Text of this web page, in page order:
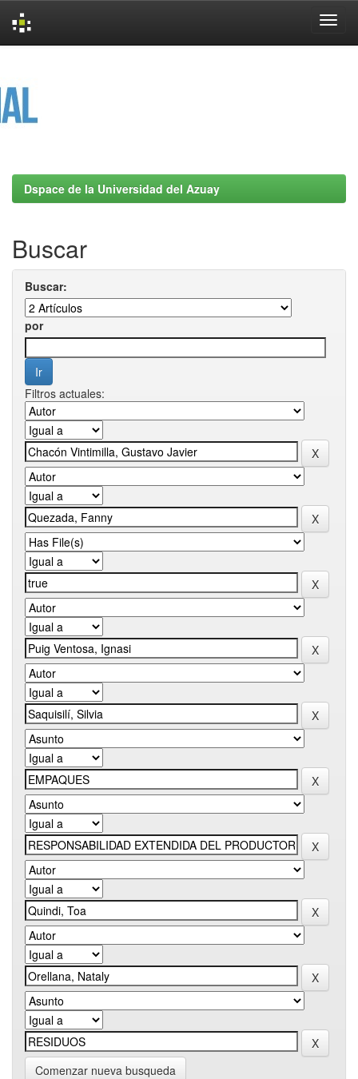
Dspace de la Universidad del Azuay
Buscar
Buscar:
por
Filtros actuales:
Comenzar nueva busqueda